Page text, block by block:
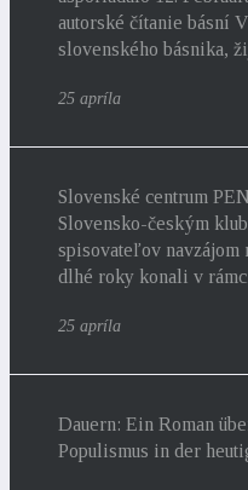
autorské čítanie básní
slovenského básnika,
25 apríla
Slovenské centrum
Slovensko-českým
spisovateľov navzájom
dlhé roky konali v
25 apríla
Dauern: Ein Roman
Populismus in der